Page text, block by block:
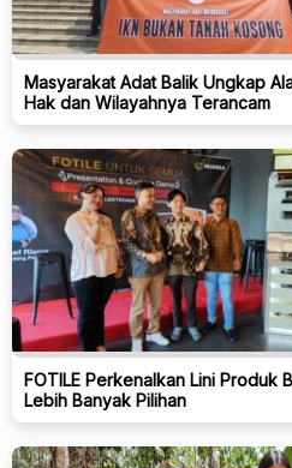
Masyarakat Adat Balik Ungkap
Hak dan Wilayahnya Terancam
FOTILE Perkenalkan Lini Produk
Lebih Banyak Pilihan